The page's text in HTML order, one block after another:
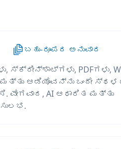
ಬಹು-ರೂಪದ ಅನುವಾದ
ಸ್ಕ್ರೀನ್‌ಶಾಟ್‌ಗಳು, PDFಗಳು,
ಮತ್ತು ಆಡಿಯೊವನ್ನು ಒಂದೇ
ವೇಗವಾದ, AI ಆಧಾರಿತ ಮತ್ತು